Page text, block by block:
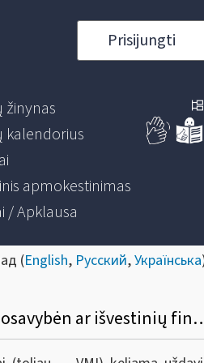
Prisijungti
žinynas
kalendorius
apmokestinimas
/ Apklausa
(English, Русский,Українська
2022 m. laikotarpiu gyventojų gautų finansinių priemonių pardavimo